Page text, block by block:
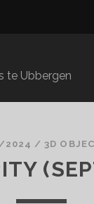
te Ubbergen
2024 / 3D